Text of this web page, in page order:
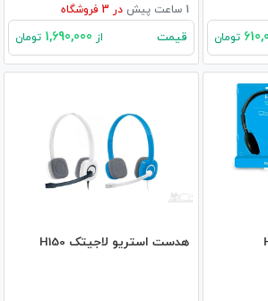
تومان
1 ساعت پیش در فروشگاه
قیمت از تومان
هدست استریو لاجیتک H150